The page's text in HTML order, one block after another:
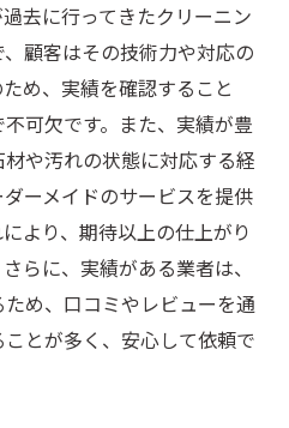
去に行ってきたクリーニン
顧客はその技術力や対応の
め、実績を確認すること
可欠です。また、実績が豊
や汚れの状態に対応する経
ーメイドのサービスを提供
より、期待以上の仕上がり
らに、実績がある業者は、
め、口コミやレビューを通
とが多く、安心して依頼で